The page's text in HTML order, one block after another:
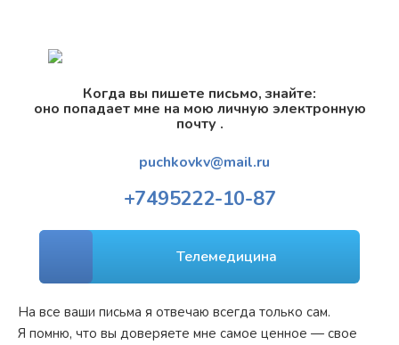
Когда вы пишете письмо, знайте:
оно попадает мне на мою личную электронную
почту .
puchkovkv@mail.ru
+7495222-10-87
Телемедицина
На все ваши письма я отвечаю всегда только сам.
Я помню, что вы доверяете мне самое ценное — свое